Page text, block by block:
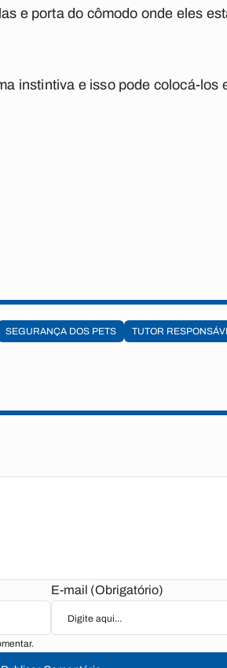
e porta do cômodo onde eles
instintiva e isso pode colocá-los
SEGURANÇA DOS PETS TUTOR
E-mail (Obrigatório)